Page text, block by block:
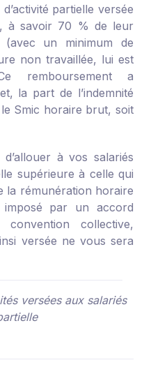
partielle versée
à savoir 70 % de leur
un minimum de
non travaillée, lui est
remboursement a
la part de l’indemnité
Smic horaire brut, soit
à vos salariés
supérieure à celle qui
la rémunération horaire
par un accord
collective,
versée ne vous sera
versées aux salariés